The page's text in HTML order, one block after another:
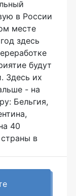
в России
месте
здесь
будут
Здесь их
- на
Бельгия,
40
в